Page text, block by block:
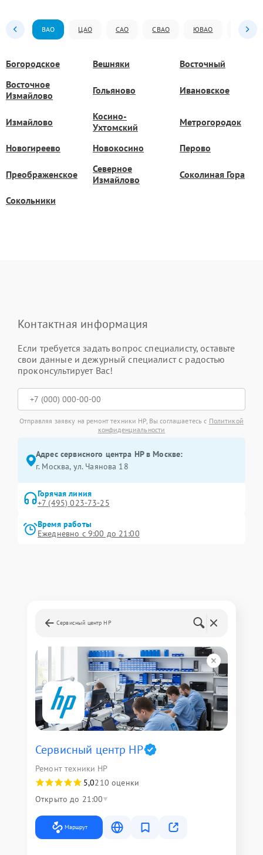
ВАО ЦАО САО СВАО ЮВАО ЮАО
Богородское Вешняки
Восточный
Восточное
Измайлово
Гольяново Ивановское
Измайлово
Косино-
Ухтомский
Метрогородок
Новогиреево Новокосино Перово
Преображенское
Северное
Измайлово
Соколиная Гора
Сокольники
Контактная информация
Если требуется задать вопрос специалисту, оставьте
свои данные и дежурный специалист с радостью
проконсультирует Вас!
Отправляя заявку на ремонт техники HP, Вы соглашаетесь с Политикой
конфиденциальности
Адрес сервисного центра HP в Москве:
г. Москва, ул. Чаянова 18
Горячая линия
+7 (495) 023-73-25
Время работы
Ежедневно с 9:00 до 21:00
Сервисный центр HP
Сервисный центр HP
Ремонт техники HP
5,0210 оценки
Открыто до 21:00
Маршрут